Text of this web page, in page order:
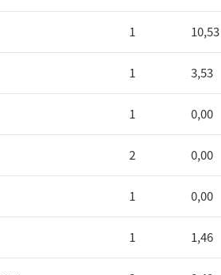
1 10,53
1 3,53
1 0,00
2 0,00
1 0,00
1 1,46